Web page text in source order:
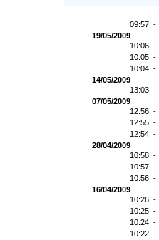
09:57 -
19/05/2009
10:06 -
10:05 -
10:04 -
14/05/2009
13:03 -
07/05/2009
12:56 -
12:55 -
12:54 -
28/04/2009
10:58 -
10:57 -
10:56 -
16/04/2009
10:26 -
10:25 -
10:24 -
10:22 -